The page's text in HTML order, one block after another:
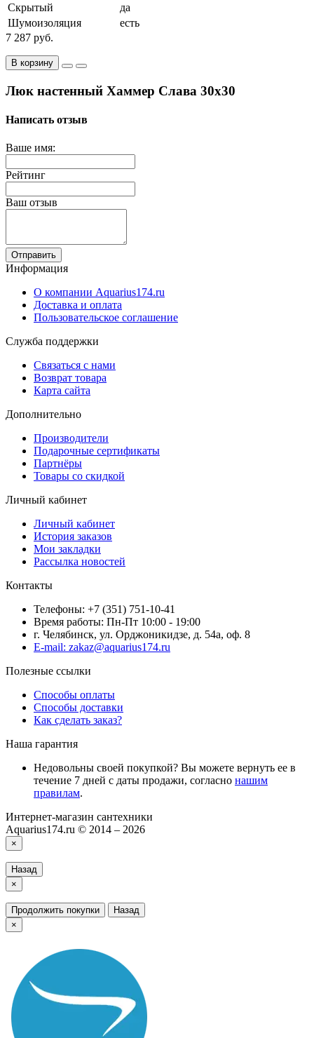
Скрытый
да
Шумоизоляция
есть
7 287 руб.
В корзину
Люк настенный Хаммер Слава 30x30
Написать отзыв
Ваше имя:
Рейтинг
Ваш отзыв
Отправить
Информация
О компании Aquarius174.ru
Доставка и оплата
Пользовательское соглашение
Служба поддержки
Связаться с нами
Возврат товара
Карта сайта
Дополнительно
Производители
Подарочные сертификаты
Партнёры
Товары со скидкой
Личный кабинет
Личный кабинет
История заказов
Мои закладки
Рассылка новостей
Контакты
Телефоны: +7 (351) 751-10-41
Время работы: Пн-Пт 10:00 - 19:00
г. Челябинск, ул. Орджоникидзе, д. 54а, оф. 8
E-mail: zakaz@aquarius174.ru
Полезные ссылки
Способы оплаты
Способы доставки
Как сделать заказ?
Наша гарантия
Недовольны своей покупкой? Вы можете вернуть ее в
течение 7 дней с даты продажи, согласно нашим
правилам.
Интернет-магазин сантехники
Aquarius174.ru © 2014 – 2026
×
Назад
×
Продолжить покупки
Назад
×